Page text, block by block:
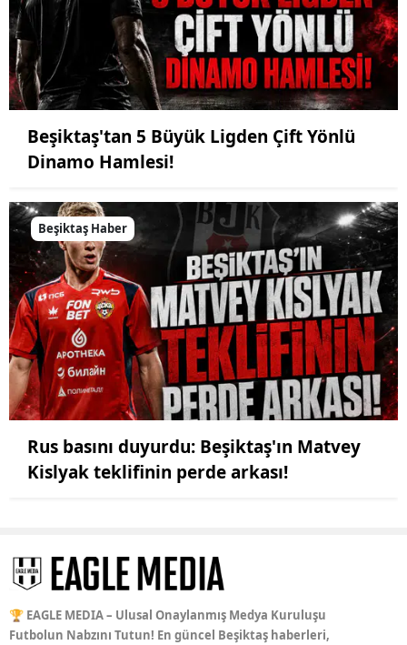
Beşiktaş'tan 5 Büyük Ligden Çift Yönlü
Dinamo Hamlesi!
Beşiktaş Haber
Rus basını duyurdu: Beşiktaş'ın Matvey
Kislyak teklifinin perde arkası!
🏆 EAGLE MEDIA – Ulusal Onaylanmış Medya Kuruluşu
Futbolun Nabzını Tutun! En güncel Beşiktaş haberleri,